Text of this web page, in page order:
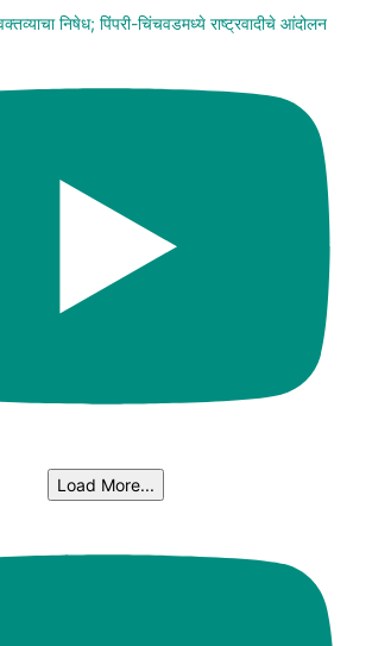
निषेध; पिंपरी-चिंचवडमध्ये राष्ट्रवादीचे आंदोलन
Load More...